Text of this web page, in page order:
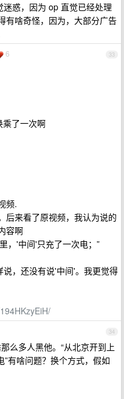
惑，因为 op 直觉已经处理
有啥奇怪，因为，大部分广告
33
6
了一次啊
频.
后来看了原视频，我认为说的
容啊
，'中间'只充了一次电；”
，还没有说'中间'。我更觉得
34
么多人黑他。“从北京开到上
有啥问题？换个方式，假如